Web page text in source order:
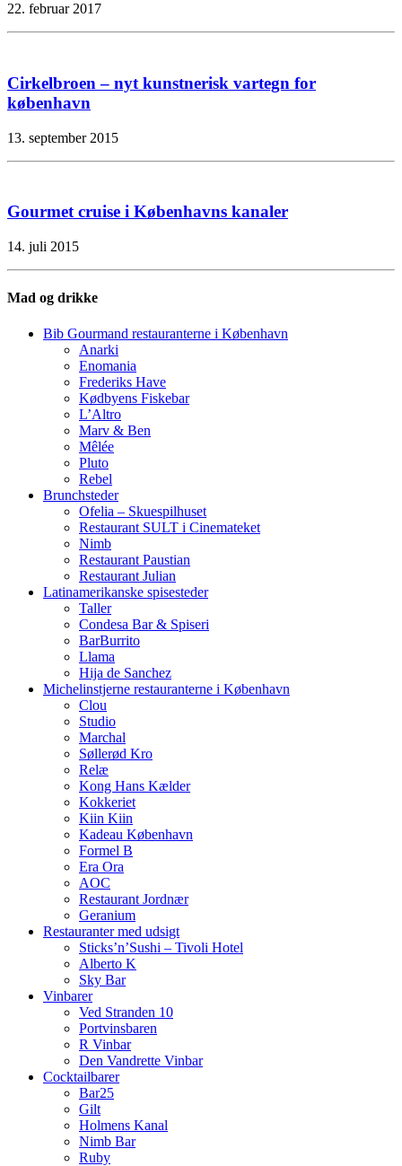
22. februar 2017
Cirkelbroen – nyt kunstnerisk vartegn for
københavn
13. september 2015
Gourmet cruise i Københavns kanaler
14. juli 2015
Mad og drikke
Bib Gourmand restauranterne i København
Anarki
Enomania
Frederiks Have
Kødbyens Fiskebar
L’Altro
Marv & Ben
Mêlée
Pluto
Rebel
Brunchsteder
Ofelia – Skuespilhuset
Restaurant SULT i Cinemateket
Nimb
Restaurant Paustian
Restaurant Julian
Latinamerikanske spisesteder
Taller
Condesa Bar & Spiseri
BarBurrito
Llama
Hija de Sanchez
Michelinstjerne restauranterne i København
Clou
Studio
Marchal
Søllerød Kro
Relæ
Kong Hans Kælder
Kokkeriet
Kiin Kiin
Kadeau København
Formel B
Era Ora
AOC
Restaurant Jordnær
Geranium
Restauranter med udsigt
Sticks’n’Sushi – Tivoli Hotel
Alberto K
Sky Bar
Vinbarer
Ved Stranden 10
Portvinsbaren
R Vinbar
Den Vandrette Vinbar
Cocktailbarer
Bar25
Gilt
Holmens Kanal
Nimb Bar
Ruby